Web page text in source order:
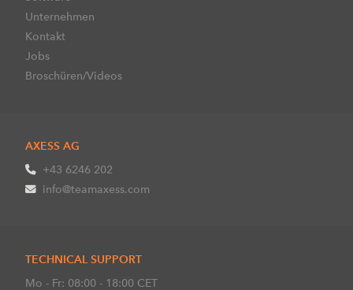
Unternehmen
Kontakt
Jobs
Broschüren/Videos
AXESS AG
+43 6246 202
info@teamaxess.com
TECHNICAL SUPPORT
Mo - Fr: 08:00 - 18:00 CET